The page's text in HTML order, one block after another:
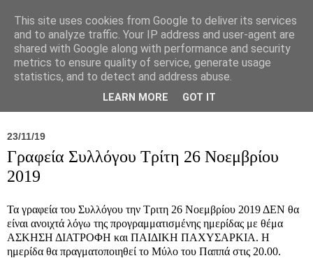
Σύλλογος Ιπποκράτειος
23/11/19
Γραφεία Συλλόγου Τρίτη 26 Νοεμβρίου
2019
Τα γραφεία του Συλλόγου την Τριτη 26 Νοεμβρίου 2019 ΔΕΝ θα
είναι ανοιχτά λόγω της προγραμματισμένης ημερίδας με θέμα
ΑΣΚΗΣΗ ΔΙΑΤΡΟΦΗ και ΠΑΙΔΙΚΗ ΠΑΧΥΣΑΡΚΙΑ. Η
ημερίδα θα πραγματοποιηθεί το Μύλο του Παππά στις 20.00.
This site uses cookies from Google to deliver its services
and to analyze traffic. Your IP address and user-agent are
shared with Google along with performance and security
metrics to ensure quality of service, generate usage
statistics, and to detect and address abuse.
LEARN MORE GOT IT